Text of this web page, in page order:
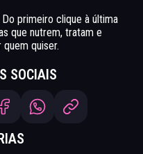
Do primeiro clique à última
que nutrem, tratam e
quiser.
SOCIAIS